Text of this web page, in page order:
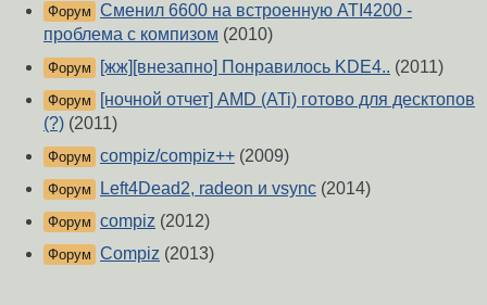
Форум Сменил 6600 на встроенную ATI4200 -
проблема с компизом (2010)
Форум [жж][внезапно] Понравилось KDE4.. (2011)
Форум
[ночной отчет] AMD (ATi) готово для десктопов
(?) (2011)
Форум compiz/compiz++ (2009)
Форум Left4Dead2, radeon и vsync (2014)
Форум compiz (2012)
Форум Compiz (2013)